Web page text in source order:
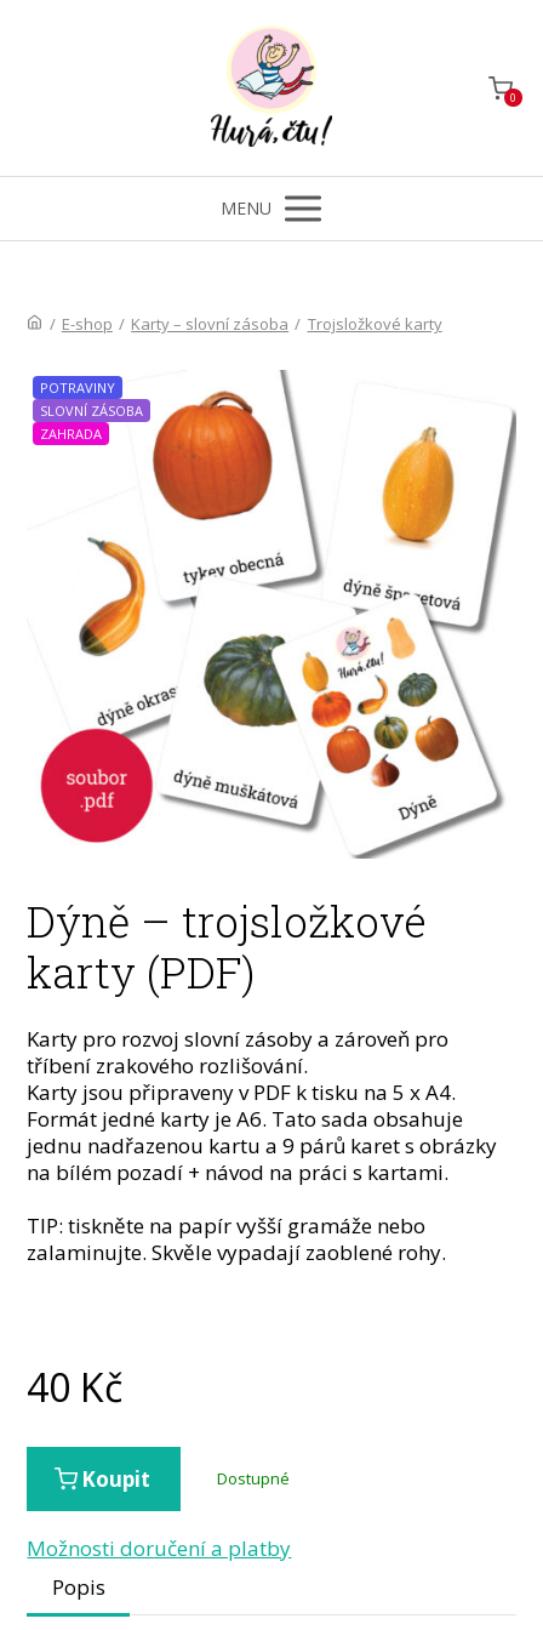
0
MENU
/ E-shop / Karty – slovní zásoba / Trojsložkové karty
POTRAVINY
SLOVNÍ ZÁSOBA
ZAHRADA
Dýně – trojsložkové
karty (PDF)
Karty pro rozvoj slovní zásoby a zároveň pro
tříbení zrakového rozlišování.
Karty jsou připraveny v PDF k tisku na 5 x A4.
Formát jedné karty je A6. Tato sada obsahuje
jednu nadřazenou kartu a 9 párů karet s obrázky
na bílém pozadí + návod na práci s kartami.
TIP: tiskněte na papír vyšší gramáže nebo
zalaminujte. Skvěle vypadají zaoblené rohy.
40 Kč
Koupit Dostupné
Možnosti doručení a platby
Popis